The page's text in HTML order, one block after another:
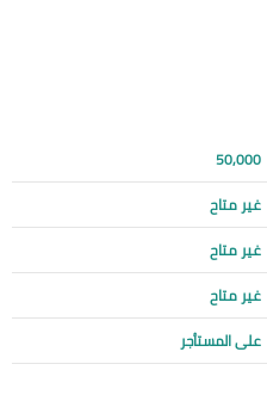
50,000
غير متاح
غير متاح
غير متاح
على المستأجر